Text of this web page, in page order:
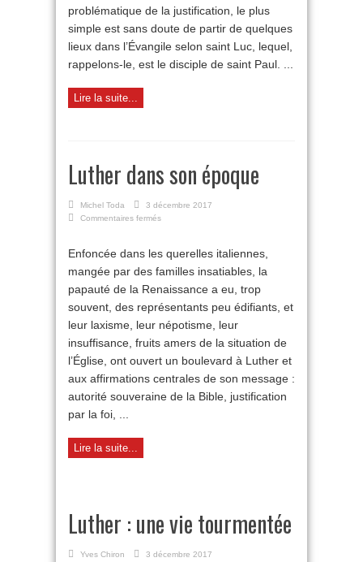
problématique de la justification, le plus
simple est sans doute de partir de quelques
lieux dans l’Évangile selon saint Luc, lequel,
rappelons-le, est le disciple de saint Paul. ...
Lire la suite...
Luther dans son époque
Michel Toda
3 décembre 2017
Commentaires fermés
son
époque
Enfoncée dans les querelles italiennes,
mangée par des familles insatiables, la
papauté de la Renaissance a eu, trop
souvent, des représentants peu édifiants, et
leur laxisme, leur népotisme, leur
insuffisance, fruits amers de la situation de
l’Église, ont ouvert un boulevard à Luther et
aux affirmations centrales de son message :
autorité souveraine de la Bible, justification
par la foi, ...
Lire la suite...
Luther : une vie tourmentée
Yves Chiron
3 décembre 2017